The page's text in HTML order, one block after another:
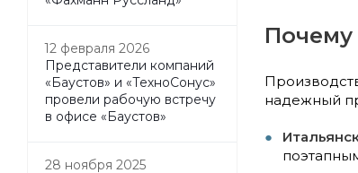
надежный
12 февраля 2026
Представители компаний
«Баустов» и «ТехноСонус»
провели рабочую встречу
в офисе «Баустов»
28 ноября 2025